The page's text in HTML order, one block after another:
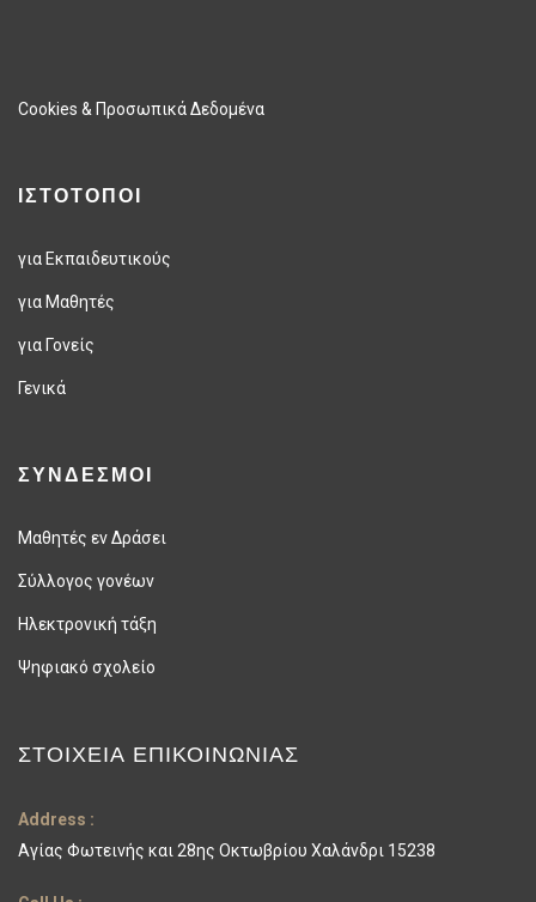
Cookies & Προσωπικά Δεδομένα
ΙΣΤΟΤΟΠΟΙ
για Εκπαιδευτικούς
για Μαθητές
για Γονείς
Γενικά
ΣΥΝΔΕΣΜΟΙ
Μαθητές εν Δράσει
Σύλλογος γονέων
Ηλεκτρονική τάξη
Ψηφιακό σχολείο
ΣΤΟΙΧΕΊΑ ΕΠΙΚΟΙΝΩΝΊΑΣ
Address :
Αγίας Φωτεινής και 28ης Οκτωβρίου Χαλάνδρι 15238